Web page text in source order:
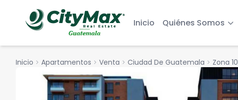
Inicio Quiénes Somos
Inicio chevron_right Apartamentos chevron_right Venta chevron_right Ciudad De Guatemala chevron_right Zona 10